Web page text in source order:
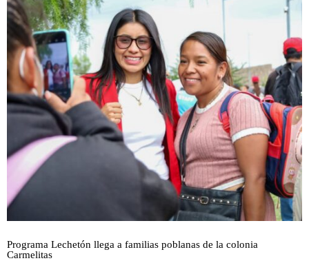
Programa Lechetón llega a familias poblanas de la colonia
Carmelitas